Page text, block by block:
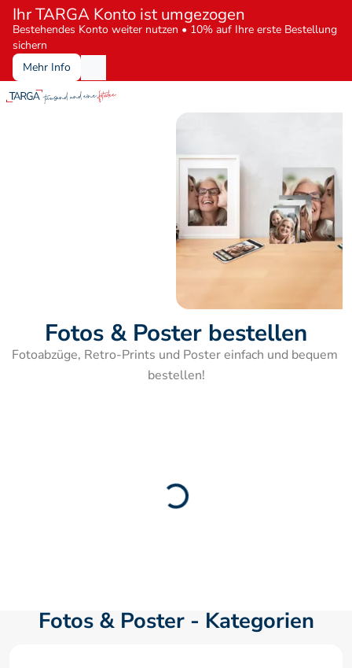
Ihr TARGA Konto ist umgezogen
Bestehendes Konto weiter nutzen • 10% auf Ihre erste Bestellung
sichern
Mehr Info
Fotos & Poster bestellen
Fotoabzüge, Retro-Prints und Poster einfach und bequem
bestellen!
Fotos & Poster - Kategorien